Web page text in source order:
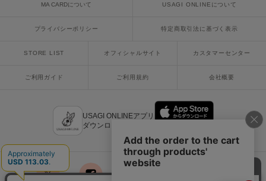
サロモン
サンリオハウス
SESAME STREET MARKET
シャカ
MA CARDについて USAGI ONLINEについて
プライバシーポリシー 特定商取引法に基づく表示
STORE LIST オフィシャルサイト カスタマーセンター
ご利用ガイド ご利用規約 会社概要
USAGI ONLINEアプリ
ダウンロードはこちら